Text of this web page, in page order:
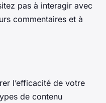
pas à interagir avec
commentaires et à
l’efficacité de votre
de contenu